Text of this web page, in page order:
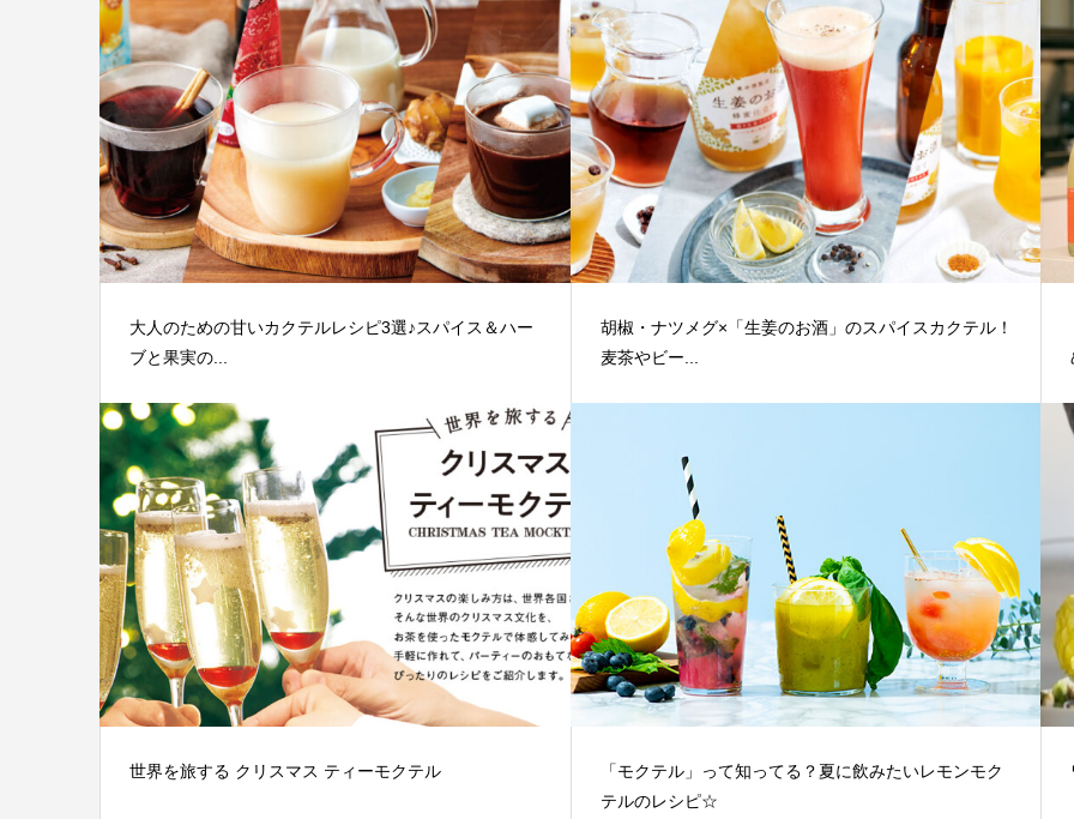
大人のための甘いカクテルレシピ3選♪スパイス＆ハー
ブと果実の...
胡椒・ナツメグ×「生姜のお酒」のスパイスカクテル！
麦茶やビー...
世界を旅する クリスマス ティーモクテル
「モクテル」って知ってる？夏に飲みたいレモンモク
テルのレシピ☆